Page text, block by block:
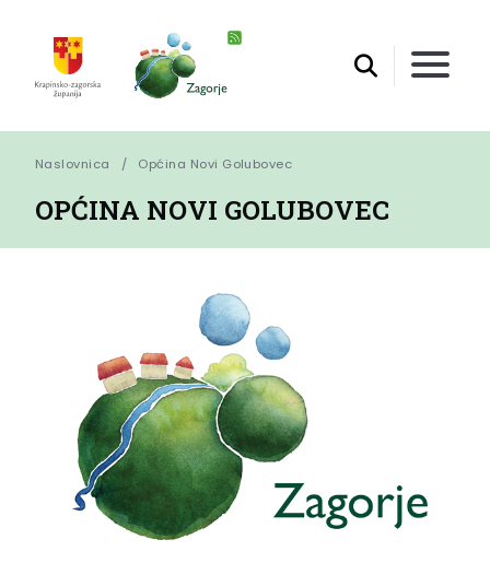
Naslovnica Općina Novi Golubovec
OPĆINA NOVI GOLUBOVEC